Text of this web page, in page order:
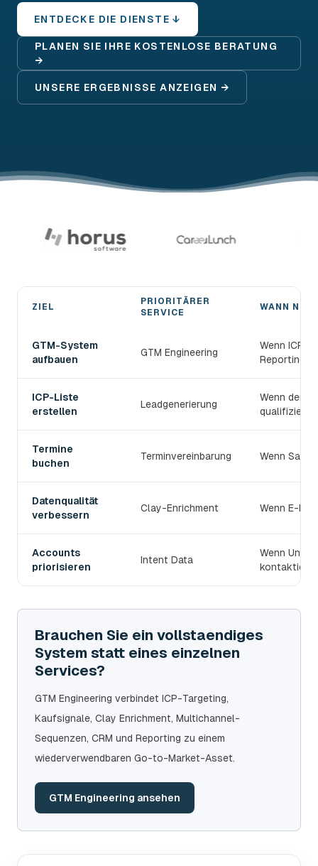
ENTDECKE DIE DIENSTE ↓
PLANEN SIE IHRE KOSTENLOSE BERATUNG
→
UNSERE ERGEBNISSE ANZEIGEN →
ZIEL
PRIORITÄRER
SERVICE
WANN
GTM-System
aufbauen
GTM Engineering
Wenn ICP,
Reporting
ICP-Liste
erstellen
Leadgenerierung
Wenn der
qualifiziert
Termine
buchen
Terminvereinbarung Wenn
Datenqualität
verbessern
Clay-Enrichment Wenn E-
Accounts
priorisieren
Intent Data
Wenn
kontaktiert
Brauchen Sie ein vollstaendiges
System statt eines einzelnen
Services?
GTM Engineering verbindet ICP-Targeting,
Kaufsignale, Clay Enrichment, Multichannel-
Sequenzen, CRM und Reporting zu einem
wiederverwendbaren Go-to-Market-Asset.
GTM Engineering ansehen